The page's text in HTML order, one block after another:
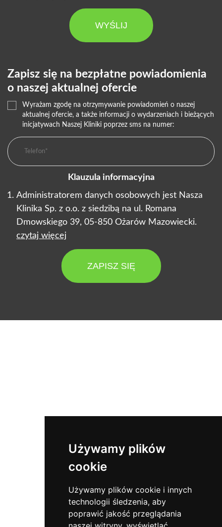
Używamy plików
cookie
Używamy plików cookie i innych
technologii śledzenia, aby
poprawić jakość przeglądania
WYŚLIJ
Zapisz się na bezpłatne powiadomienia
o naszej aktualnej ofercie
Wyrażam zgodę na otrzymywanie powiadomień o naszej
aktualnej ofercie, a także informacji o wydarzeniach i bieżących
inicjatywach Naszej Kliniki poprzez sms na numer:
Klauzula informacyjna
Administratorem danych osobowych jest Nasza
Klinika Sp. z o.o. z siedzibą na ul. Romana
Dmowskiego 39, 05-850 Ożarów Mazowiecki.
czytaj więcej
ZAPISZ SIĘ